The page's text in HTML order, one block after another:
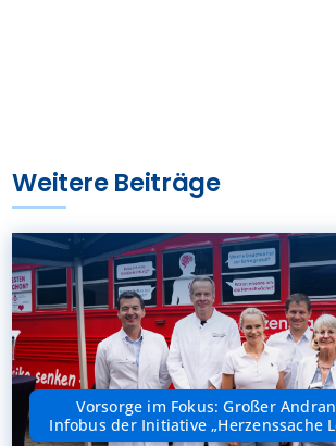
Weitere Beiträge
Vorsorge im Fokus: Großer
Infobus der Initiative „Herzenssache